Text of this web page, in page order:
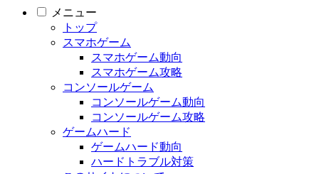
メニュー
トップ
スマホゲーム
スマホゲーム動向
スマホゲーム攻略
コンソールゲーム
コンソールゲーム動向
コンソールゲーム攻略
ゲームハード
ゲームハード動向
ハードトラブル対策